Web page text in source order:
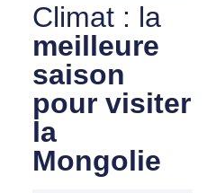
Climat : la
meilleure
saison
pour visiter
la
Mongolie